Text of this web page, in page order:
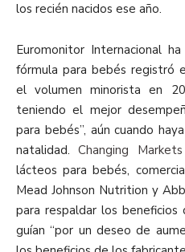
los recién nacidos ese año.
Euromonitor Internacional
fórmula para bebés registró
el volumen minorista en
teniendo el mejor
para bebés”, aún cuando
natalidad.Changing
lácteos para bebés,
Mead Johnson Nutrition y
para respaldar los
guían “por un deseo de